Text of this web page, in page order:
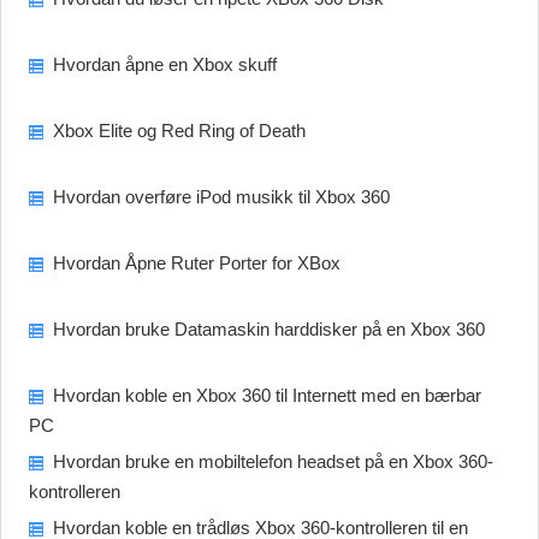
Hvordan åpne en Xbox skuff
Xbox Elite og Red Ring of Death
Hvordan overføre iPod musikk til Xbox 360
Hvordan Åpne Ruter Porter for XBox
Hvordan bruke Datamaskin harddisker på en Xbox 360
Hvordan koble en Xbox 360 til Internett med en bærbar
PC
Hvordan bruke en mobiltelefon headset på en Xbox 360-
kontrolleren
Hvordan koble en trådløs Xbox 360-kontrolleren til en